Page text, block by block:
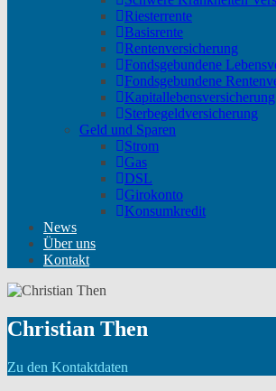
Riesterrente
Basisrente
Rentenversicherung
Fondsgebundene
Fondsgebundene
Kapitallebensversicherung
Sterbegeldversicherung
Geld und Sparen
Strom
Gas
DSL
Girokonto
Konsumkredit
News
Über uns
Kontakt
Christian Then
Zu den Kontaktdaten